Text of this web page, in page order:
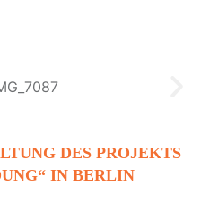
DES PROJEKTS
IN BERLIN